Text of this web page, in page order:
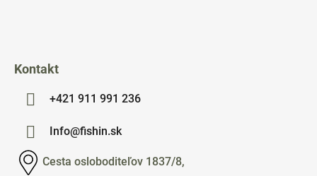
Kontakt
+421 911 991 236
Info@fishin.sk
Cesta osloboditeľov 1837/8,